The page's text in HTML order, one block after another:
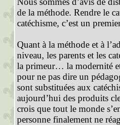
de la méthode. Rendre le
catéchisme, c’est un
Quant à la méthode et à
niveau, les parents et les
la primeur… la modernité
pour ne pas dire un
sont substituées aux
aujourd’hui des produits
crois que tout le monde
personne finalement ne